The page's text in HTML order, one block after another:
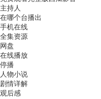
持人
哪个台播出
机在线
集资源
盘
线播放
播
物小说
情详解
后感